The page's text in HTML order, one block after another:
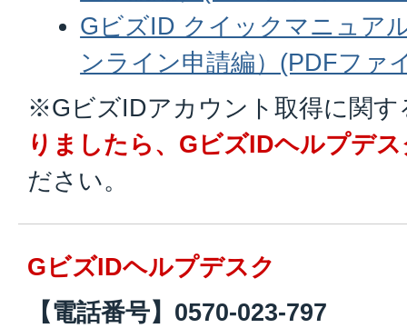
GビズID クイックマニュア
ンライン申請編）(PDFファ
※GビズIDアカウント取得に関す
りましたら、GビズIDヘルプデ
ださい。
GビズIDヘルプデスク
【電話番号】0570-023-797